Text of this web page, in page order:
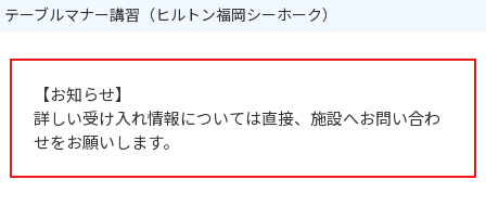
テーブルマナー講習（ヒルトン福岡シーホーク）
【お知らせ】
詳しい受け入れ情報については直接、施設へお問い合わ
せをお願いします。